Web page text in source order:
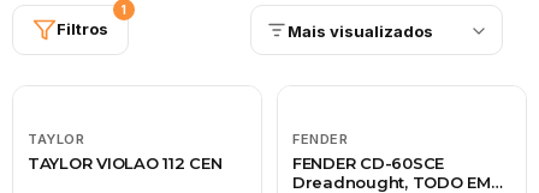
Filtros
1
Mais visualizados
TAYLOR
TAYLOR VIOLAO 112 CEN
FENDER
FENDER CD-60SCE
Dreadnought, TODO EM